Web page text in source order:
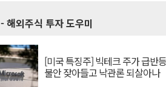
- 해외주식 투자 도우미
[미국 특징주] 빅테크 주가 급반
불안 잦아들고 낙관론 되살아나